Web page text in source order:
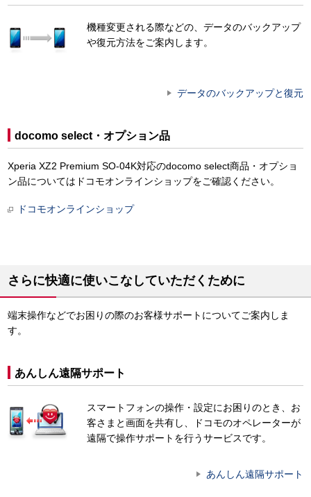
機種変更される際などの、データのバックアップ
や復元方法をご案内します。
データのバックアップと復元
docomo select・オプション品
Xperia XZ2 Premium SO-04K対応のdocomo select商品・オプショ
ン品についてはドコモオンラインショップをご確認ください。
ドコモオンラインショップ
さらに快適に使いこなしていただくために
端末操作などでお困りの際のお客様サポートについてご案内しま
す。
あんしん遠隔サポート
スマートフォンの操作・設定にお困りのとき、お
客さまと画面を共有し、ドコモのオペレーターが
遠隔で操作サポートを行うサービスです。
あんしん遠隔サポート